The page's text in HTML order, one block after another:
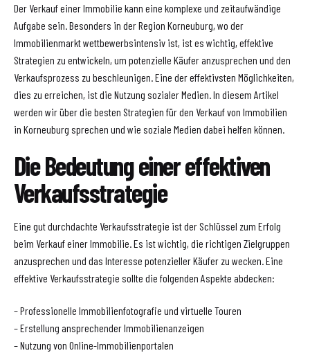
Der Verkauf einer Immobilie kann eine komplexe und zeitaufwändige
Aufgabe sein. Besonders in der Region Korneuburg, wo der
Immobilienmarkt wettbewerbsintensiv ist, ist es wichtig, effektive
Strategien zu entwickeln, um potenzielle Käufer anzusprechen und den
Verkaufsprozess zu beschleunigen. Eine der effektivsten Möglichkeiten,
dies zu erreichen, ist die Nutzung sozialer Medien. In diesem Artikel
werden wir über die besten Strategien für den Verkauf von Immobilien
in Korneuburg sprechen und wie soziale Medien dabei helfen können.
Die Bedeutung einer effektiven
Verkaufsstrategie
Eine gut durchdachte Verkaufsstrategie ist der Schlüssel zum Erfolg
beim Verkauf einer Immobilie. Es ist wichtig, die richtigen Zielgruppen
anzusprechen und das Interesse potenzieller Käufer zu wecken. Eine
effektive Verkaufsstrategie sollte die folgenden Aspekte abdecken:
– Professionelle Immobilienfotografie und virtuelle Touren
– Erstellung ansprechender Immobilienanzeigen
– Nutzung von Online-Immobilienportalen